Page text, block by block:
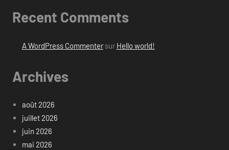
Recent Comments
A WordPress Commentersur Hello world!
Archives
août 2026
juillet 2026
juin 2026
mai 2026